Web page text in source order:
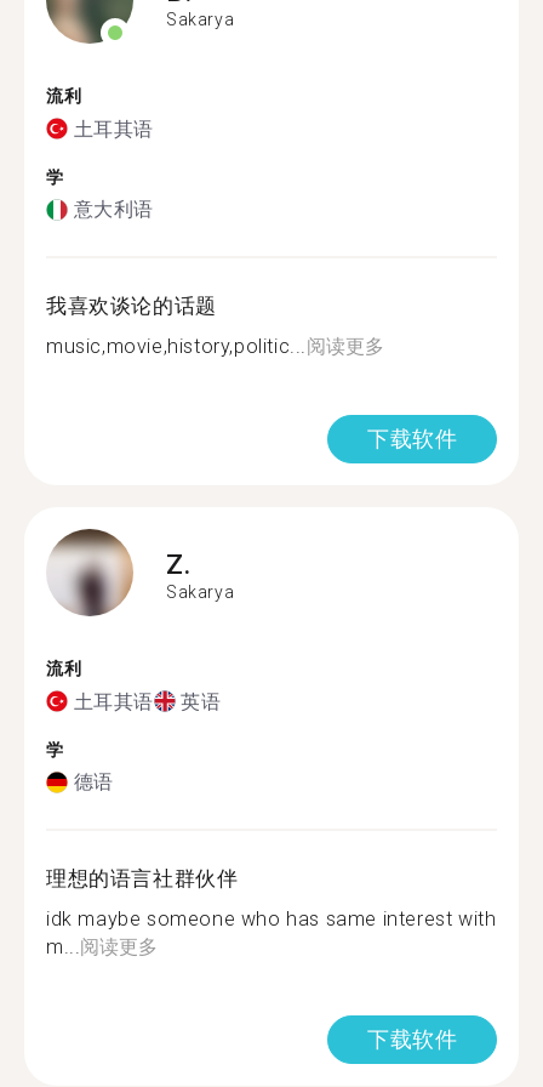
Sakarya
流利
土耳其语
学
意大利语
我喜欢谈论的话题
music,movie,history,politic...阅读更多
下载软件
Z.
Sakarya
流利
土耳其语 英语
学
德语
理想的语言社群伙伴
idk maybe someone who has same interest with
m...阅读更多
下载软件